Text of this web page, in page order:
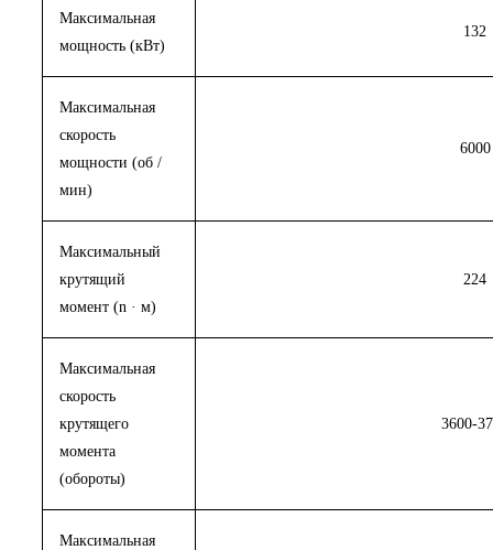
Максимальная
мощность (кВт)
132
Максимальная
скорость
мощности (об /
мин)
6000
Максимальный
крутящий
момент (n · м)
224
Максимальная
скорость
крутящего
момента
(обороты)
3600-
Максимальная